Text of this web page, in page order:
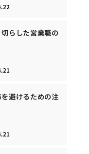
らした営業職の
避けるための注